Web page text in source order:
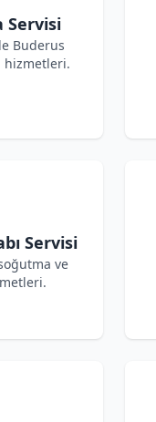
Servisi
Buderus
hizmetleri.
Servisi
ve